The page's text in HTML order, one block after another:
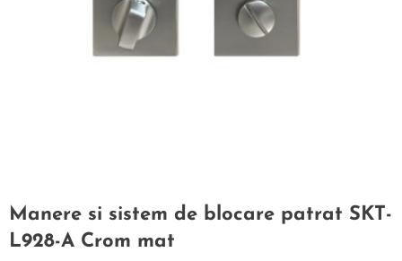
Manere si sistem de blocare patrat SKT-
L928-A Crom mat